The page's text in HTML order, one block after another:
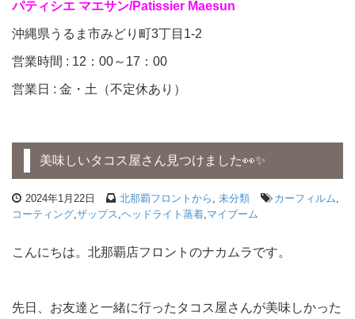
パティシエ マエサン/Patissier Maesun
沖縄県うるま市みどり町3丁目1-2
営業時間 : 12：00～17：00
営業日 : 金・土（不定休あり）
美味しいタコス屋さん見つけました👀✨
2024年1月22日 北那覇フロントから 未分類 カーフィルム
コーティング ザップス ヘッドライト蒸着 マイブーム
こんにちは。北那覇店フロントのナカムラです。
先日、お友達と一緒に行ったタコス屋さんが美味しかった